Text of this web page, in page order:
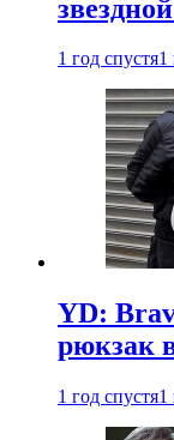
1 год спустя1
YD:
рюкзак
1 год спустя1